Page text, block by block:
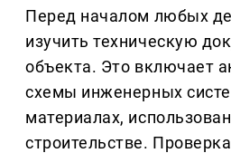
Перед началом любых
изучить техническую
объекта. Это включает
схемы инженерных
материалах,
строительстве.